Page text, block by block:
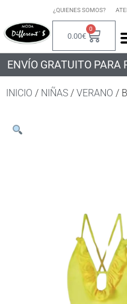
¿QUIENES SOMOS?
0.00€
0
ENVÍO GRATUITO PARA
INICIO / NIÑAS / VERANO /